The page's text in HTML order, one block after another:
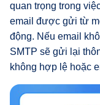
quan trọng trong
email được gửi từ
động. Nếu email
SMTP sẽ gửi lại
không hợp lệ hoặc